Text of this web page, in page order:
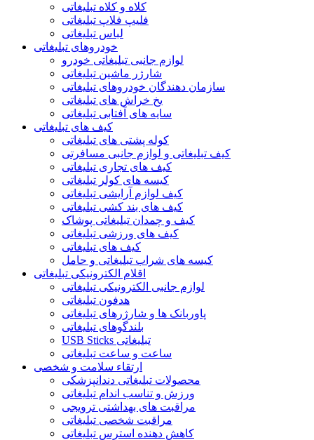
کلاه و کلاه تبلیغاتی
فلیپ فلاپ تبلیغاتی
لباس تبلیغاتی
خودروهای تبلیغاتی
لوازم جانبی تبلیغاتی خودرو
شارژر ماشین تبلیغاتی
سازمان دهندگان خودروهای تبلیغاتی
یخ خراش های تبلیغاتی
سایه های آفتابی تبلیغاتی
کیف های تبلیغاتی
کوله پشتی های تبلیغاتی
کیف تبلیغاتی و لوازم جانبی مسافرتی
کیف های تجاری تبلیغاتی
کیسه های کولر تبلیغاتی
کیف لوازم آرایشی تبلیغاتی
کیف های بند کشی تبلیغاتی
کیف و چمدان تبلیغاتی پوشاک
کیف های ورزشی تبلیغاتی
کیف های تبلیغاتی
کیسه های شراب تبلیغاتی و حامل
اقلام الکترونیکی تبلیغاتی
لوازم جانبی الکترونیکی تبلیغاتی
هدفون تبلیغاتی
پاوربانک ها و شارژرهای تبلیغاتی
بلندگوهای تبلیغاتی
USB Sticks تبلیغاتی
ساعت و ساعت تبلیغاتی
ارتقاء سلامت و شخصی
محصولات تبلیغاتی دندانپزشکی
ورزش و تناسب اندام تبلیغاتی
مراقبت های بهداشتی ترویجی
مراقبت شخصی تبلیغاتی
کاهش دهنده استرس تبلیغاتی